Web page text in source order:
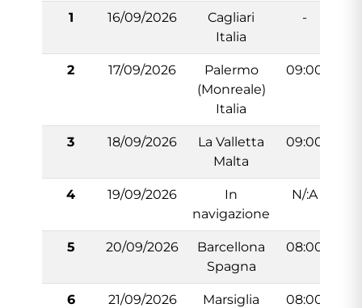
1 16/09/2026
Cagliari
Italia
-
2 17/09/2026
Palermo
(Monreale)
Italia
09:00
3 18/09/2026
La Valletta
Malta
09:00
4 19/09/2026
In
navigazione
N/:A
5 20/09/2026
Barcellona
Spagna
08:00
6 21/09/2026
Marsiglia
08:00